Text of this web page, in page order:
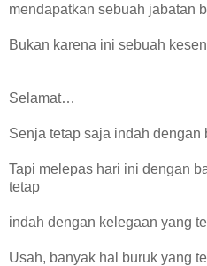
mendapatkan sebuah jabatan
Bukan karena ini sebuah
Selamat…
Senja tetap saja indah dengan
Tapi melepas hari ini dengan
tetap
indah dengan kelegaan yang
Usah, banyak hal buruk yang